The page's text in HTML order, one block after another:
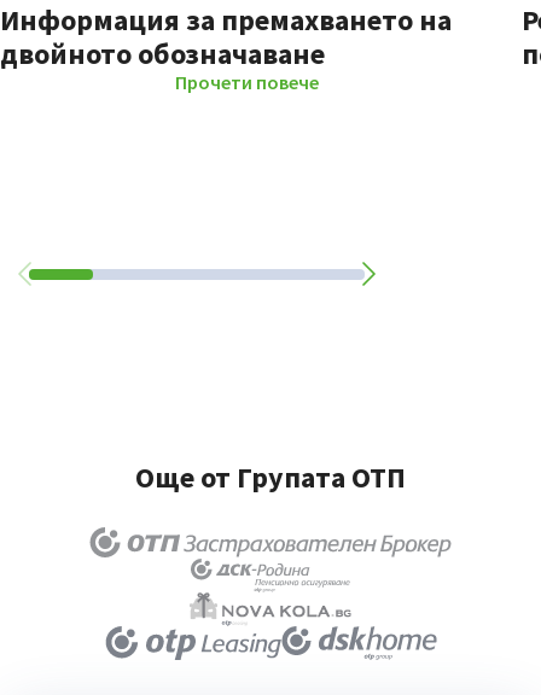
Информация за премахването на
двойното обозначаване
Прочети повече
Още от Групата ОТП